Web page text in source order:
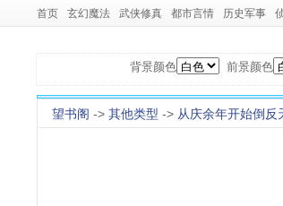
首页 玄幻魔法 武侠修真 都市言情 历史军事
背景颜色 前景颜色
望书阁 -> 其他类型 -> 从庆余年开始倒反